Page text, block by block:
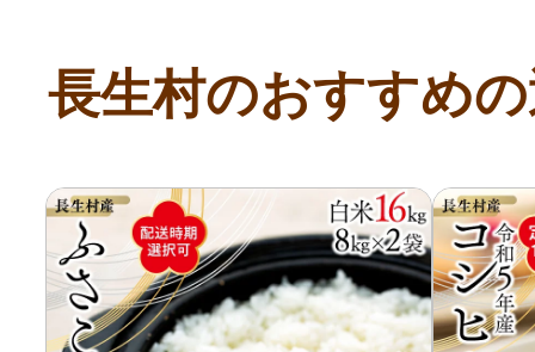
給与所得者版
副業・パラレルワーカー
個人事業主・フリーラン
長生村のおすすめ